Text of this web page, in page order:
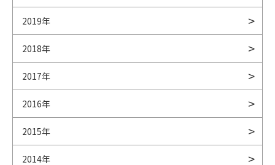
2019年
2018年
2017年
2016年
2015年
2014年